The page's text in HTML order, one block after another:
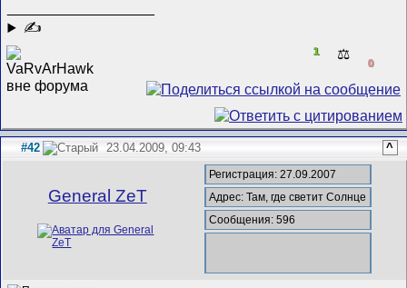
✍
1 ⚖️
0
#42 23.04.2009, 09:43 ^
General ZeT
Регистрация: 27.09.2007
Адрес: Там, где светит Солнце
Сообщения: 596